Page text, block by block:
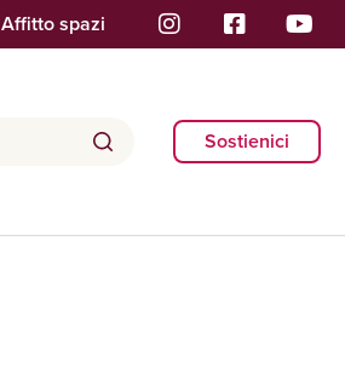
Affitto spazi
Sostienici